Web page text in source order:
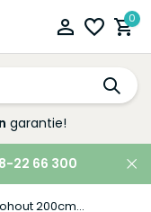
0
22 66 300
200cm...